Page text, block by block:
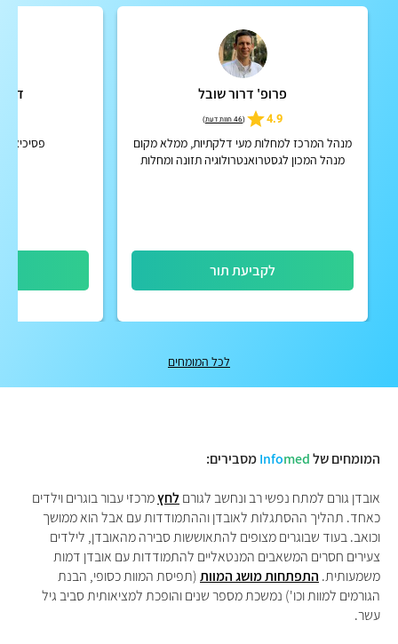
פרופ' דרור שובל
4.9
(46 חוות דעת )
מנהל המרכז למחלות מעי דלקתיות, ממלא מקום
מנהל המכון לגסטרואנטרולוגיה תזונה ומחלות
לקביעת תור
ד"ר
לכל המומחים
המומחים של Infomed מסבירים:
אובדן גורם למתח נפשי רב ונחשב לגורםלחץמרכזי עבור בוגרים וילדים
כאחד. תהליך ההסתגלות לאובדן וההתמודדות עם אבל הוא ממושך
וכואב. בעוד שבוגרים מצופים להתאוששות סבירה מהאובדן, לילדים
צעירים חסרים המשאבים המנטאליים להתמודדות עם אובדן דמות
משמעותית. התפתחות מושג המוות(תפיסת המוות כסופי, הבנת
הגורמים למוות וכו') נמשכת מספר שנים והופכת למציאותית סביב גיל
עשר.